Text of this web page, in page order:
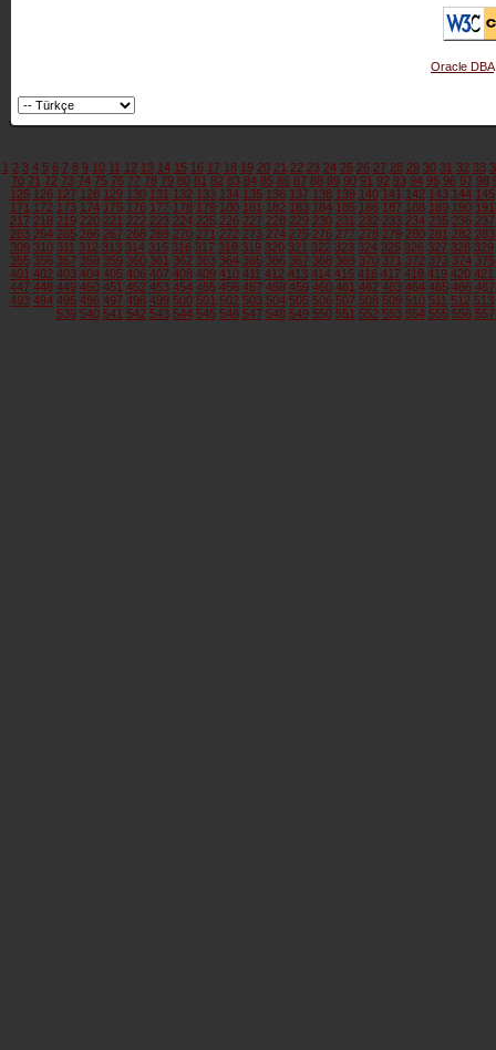
Oracle DBA
1 2 3 4 5 6 7 8 9 10 11 12 13 14 15 16 17 18 19 20 21 22 23 24 25 26 27 28 29 30 31 32 33
70 71 72 73 74 75 76 77 78 79 80 81 82 83 84 85 86 87 88 89 90 91 92 93 94 95 96 97 98
125 126 127 128 129 130 131 132 133 134 135 136 137 138 139 140 141 142 143 144 145
171 172 173 174 175 176 177 178 179 180 181 182 183 184 185 186 187 188 189 190 191
217 218 219 220 221 222 223 224 225 226 227 228 229 230 231 232 233 234 235 236 237
263 264 265 266 267 268 269 270 271 272 273 274 275 276 277 278 279 280 281 282 283
309 310 311 312 313 314 315 316 317 318 319 320 321 322 323 324 325 326 327 328 329
355 356 357 358 359 360 361 362 363 364 365 366 367 368 369 370 371 372 373 374 375
401 402 403 404 405 406 407 408 409 410 411 412 413 414 415 416 417 418 419 420 421
447 448 449 450 451 452 453 454 455 456 457 458 459 460 461 462 463 464 465 466 467
493 494 495 496 497 498 499 500 501 502 503 504 505 506 507 508 509 510 511 512 513
539 540 541 542 543 544 545 546 547 548 549 550 551 552 553 554 555 556 557